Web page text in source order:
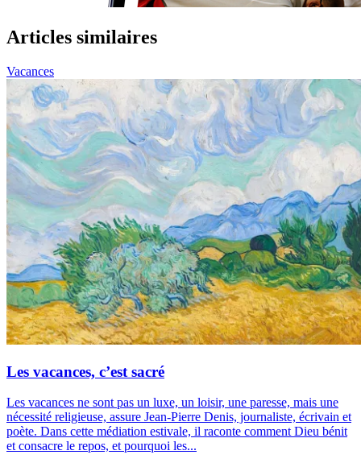
Articles similaires
Vacances
Les vacances, c’est sacré
Les vacances ne sont pas un luxe, un loisir, une paresse, mais une
nécessité religieuse, assure Jean-Pierre Denis, journaliste, écrivain et
poète. Dans cette médiation estivale, il raconte comment Dieu bénit
et consacre le repos, et pourquoi les...